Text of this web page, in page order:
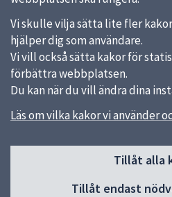
Vi skulle vilja sätta lite fler
hjälper dig som användare.
Vi vill också sätta kakor för
förbättra webbplatsen.
Du kan när du vill ändra dina
Läs om vilka kakor vi använder
Tillåt alla
Tillåt endast